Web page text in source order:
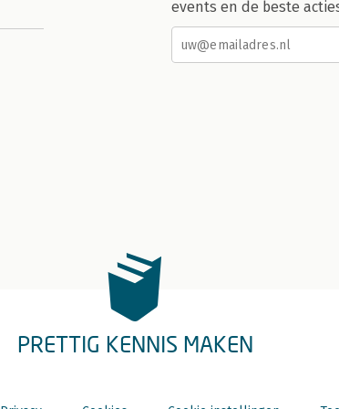
events en de beste
PRETTIG KENNIS MAKEN